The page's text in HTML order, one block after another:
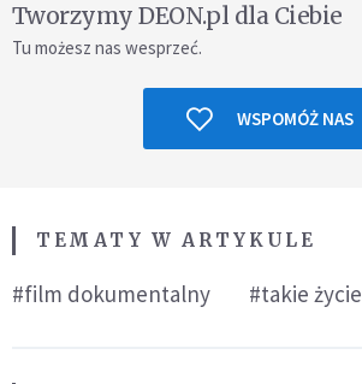
Tworzymy DEON.pl dla Ciebie
Tu możesz nas wesprzeć.
WSPOMÓŻ NAS
TEMATY W ARTYKULE
#film dokumentalny #takie życie